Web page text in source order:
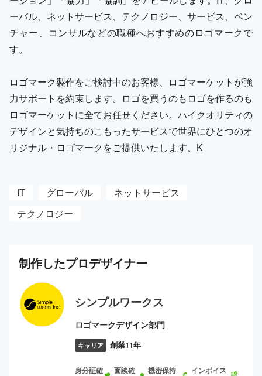
ーバル、ネットサービス、テクノロジー、サービス、ベン
チャー、コンサルなどの職種へおすすめのロゴマークで
す。
ロゴマーク製作をご検討中のお客様、ロゴマーケットが強
力サポートを約束します。ロゴを買うのもロゴを作るのも
ロゴマーケットに全てお任せください。ハイクオリティの
デザインと気持ちのこもったサービスで世界にひとつのオ
リジナル・ロゴマークをご提供いたします。K
IT グローバル
ネットサービス
テクノロジー
制作したプロデザイナー
シンプルワークス
ロゴマークデザイン部門
キャリア 創業11年
身分証確
面談確
機密保持
インボイス